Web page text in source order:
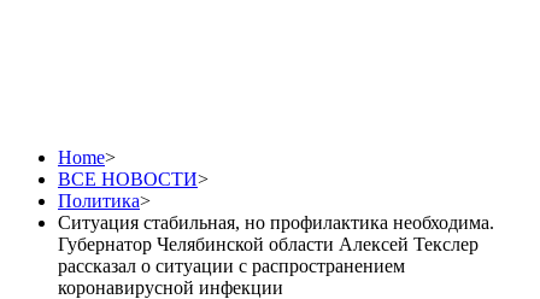
Home>
ВСЕ НОВОСТИ>
Политика>
Ситуация стабильная, но профилактика необходима.
Губернатор Челябинской области Алексей Текслер
рассказал о ситуации с распространением
коронавирусной инфекции